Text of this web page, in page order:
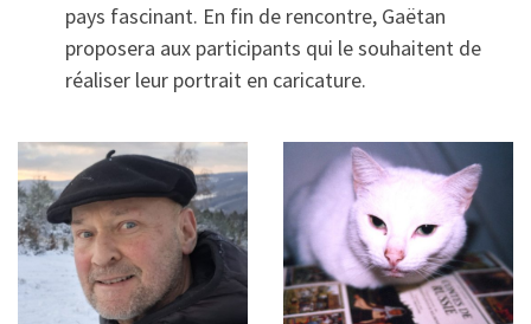
pays fascinant. En fin de rencontre, Gaëtan
proposera aux participants qui le souhaitent de
réaliser leur portrait en caricature.